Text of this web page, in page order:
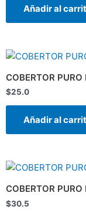
Añadir al
COBERTOR
$25.0
Añadir al
COBERTOR
$30.5